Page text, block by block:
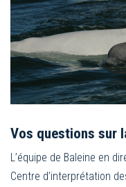
Vos questions sur
L’équipe de Baleine en
Centre d’interprétation